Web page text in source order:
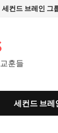
세컨드 브레인 그
훈들
세컨드 브레